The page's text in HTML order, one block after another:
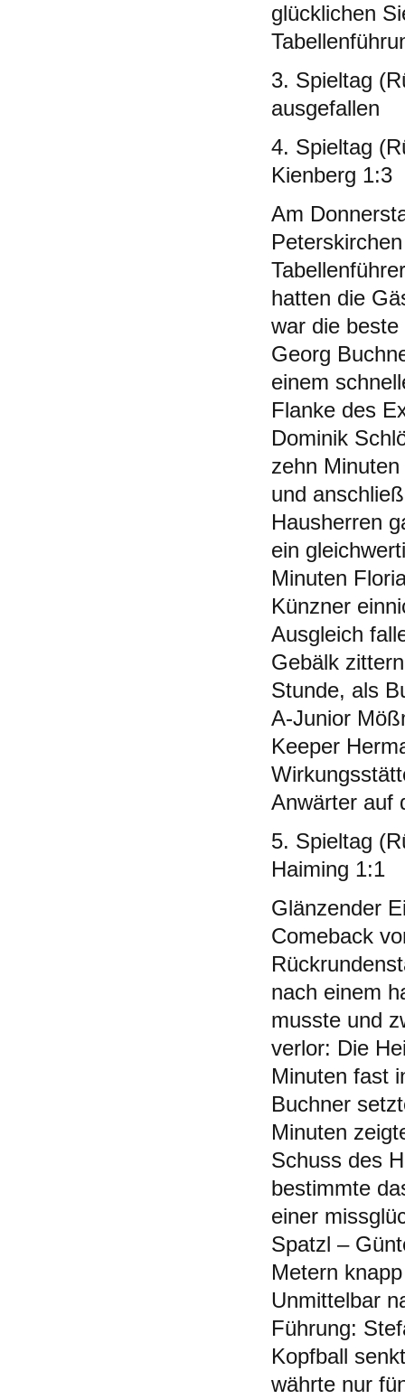
glücklichen
3. Spieltag
ausgefallen
4. Spieltag
Kienberg 1:3
Am
hatten die
war die
Georg
einem
Flanke des
Dominik
zehn
und
Hausherren
ein
Minuten
Künzner
Ausgleich
Gebälk
Stunde, als
A-Junior
Keeper
Anwärter auf
5. Spieltag
Haiming 1:1
Glänzender
Comeback
nach einem
musste und
verlor: Die
Minuten fast
Buchner
Minuten
Schuss des
bestimmte
einer
Spatzl –
Metern
Unmittelbar
Führung:
Kopfball
währte nur